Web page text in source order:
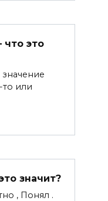
что это
то или
значит?
, Понял .